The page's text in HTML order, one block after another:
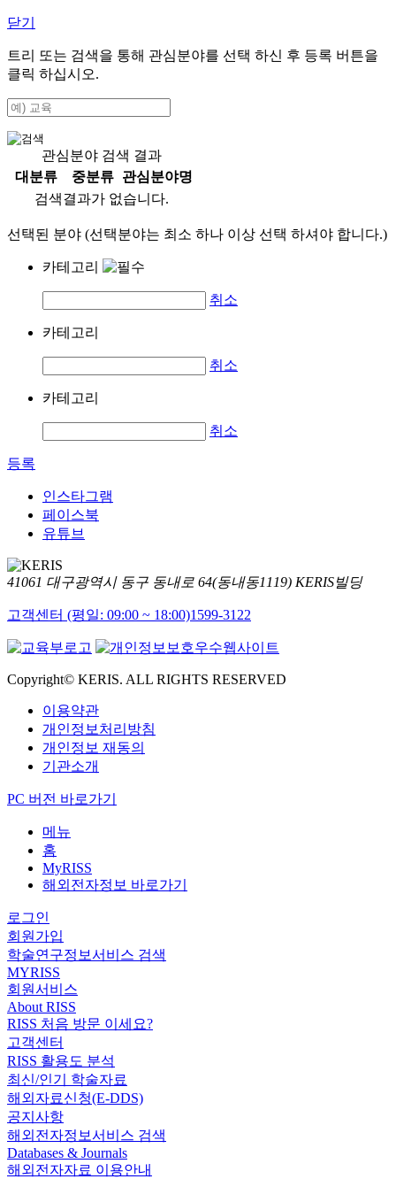
닫기
트리 또는 검색을 통해 관심분야를 선택 하신 후 등록 버튼을
클릭 하십시오.
관심분야 검색 결과
대분류
중분류
관심분야명
검색결과가 없습니다.
선택된 분야 (선택분야는 최소 하나 이상 선택 하셔야 합니다.)
카테고리
취소
카테고리
취소
카테고리
취소
등록
인스타그램
페이스북
유튜브
41061 대구광역시 동구 동내로 64(동내동1119) KERIS빌딩
고객센터 (평일: 09:00 ~ 18:00)1599-3122
Copyright© KERIS. ALL RIGHTS RESERVED
이용약관
개인정보처리방침
개인정보 재동의
기관소개
PC 버전 바로가기
메뉴
홈
MyRISS
해외전자정보 바로가기
로그인
회원가입
학술연구정보서비스 검색
MYRISS
회원서비스
About RISS
RISS 처음 방문 이세요?
고객센터
RISS 활용도 분석
최신/인기 학술자료
해외자료신청(E-DDS)
공지사항
해외전자정보서비스 검색
Databases & Journals
해외전자자료 이용안내